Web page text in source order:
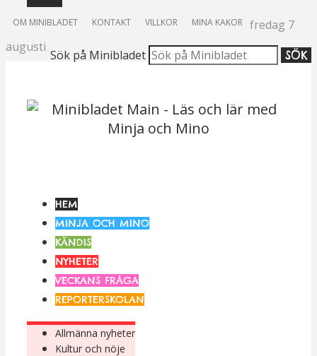
OM MINIBLADET KONTAKT VILLKOR MINA KAKOR
Sök på Minibladet SÖK
fredag 7
augusti
HEM
MINJA OCH MINO
KÄNDIS
NYHETER
VECKANS FRÅGA
REPORTERSKOLAN
Allmänna nyheter
Kultur och nöje